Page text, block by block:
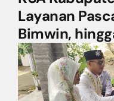
Layanan
Bimwin,